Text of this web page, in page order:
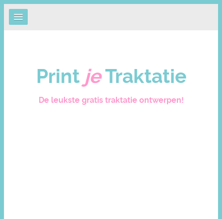
Print je Traktatie
De leukste gratis traktatie ontwerpen!